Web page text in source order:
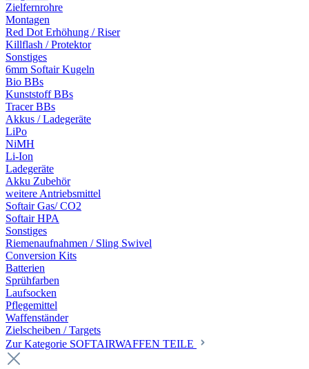
Zielfernrohre
Montagen
Red Dot Erhöhung / Riser
Killflash / Protektor
Sonstiges
6mm Softair Kugeln
Bio BBs
Kunststoff BBs
Tracer BBs
Akkus / Ladegeräte
LiPo
NiMH
Li-Ion
Ladegeräte
Akku Zubehör
weitere Antriebsmittel
Softair Gas/ CO2
Softair HPA
Sonstiges
Riemenaufnahmen / Sling Swivel
Conversion Kits
Batterien
Sprühfarben
Laufsocken
Pflegemittel
Waffenständer
Zielscheiben / Targets
Zur Kategorie SOFTAIRWAFFEN TEILE